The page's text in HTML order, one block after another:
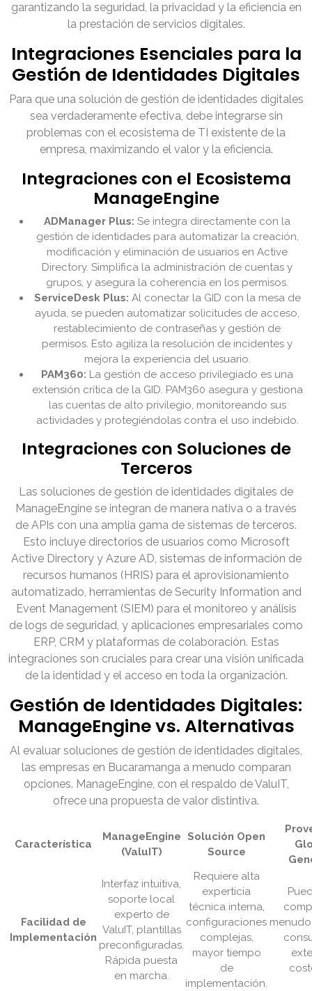
garantizando la seguridad, la privacidad y la eficiencia en
la prestación de servicios digitales.
Integraciones Esenciales para la
Gestión de Identidades Digitales
Para que una solución de gestión de identidades digitales
sea verdaderamente efectiva, debe integrarse sin
problemas con el ecosistema de TI existente de la
empresa, maximizando el valor y la eficiencia.
Integraciones con el Ecosistema
ManageEngine
ADManager Plus: Se integra directamente con la
gestión de identidades para automatizar la creación,
modificación y eliminación de usuarios en Active
Directory. Simplifica la administración de cuentas y
grupos, y asegura la coherencia en los permisos.
ServiceDesk Plus: Al conectar la GID con la mesa de
ayuda, se pueden automatizar solicitudes de acceso,
restablecimiento de contraseñas y gestión de
permisos. Esto agiliza la resolución de incidentes y
mejora la experiencia del usuario.
PAM360: La gestión de acceso privilegiado es una
extensión crítica de la GID. PAM360 asegura y gestiona
las cuentas de alto privilegio, monitoreando sus
actividades y protegiéndolas contra el uso indebido.
Integraciones con Soluciones de
Terceros
Las soluciones de gestión de identidades digitales de
ManageEngine se integran de manera nativa o a través
de APIs con una amplia gama de sistemas de terceros.
Esto incluye directorios de usuarios como Microsoft
Active Directory y Azure AD, sistemas de información de
recursos humanos (HRIS) para el aprovisionamiento
automatizado, herramientas de Security Information and
Event Management (SIEM) para el monitoreo y análisis
de logs de seguridad, y aplicaciones empresariales como
ERP, CRM y plataformas de colaboración. Estas
integraciones son cruciales para crear una visión unificada
de la identidad y el acceso en toda la organización.
Gestión de Identidades Digitales:
ManageEngine vs. Alternativas
Al evaluar soluciones de gestión de identidades digitales,
las empresas en Bucaramanga a menudo comparan
opciones. ManageEngine, con el respaldo de ValuIT,
ofrece una propuesta de valor distintiva.
Característica
ManageEngine
(ValuIT)
Solución Open
Source
Facilidad de
Implementación
Interfaz intuitiva,
soporte local
experto de
ValuIT, plantillas
preconfiguradas.
Rápida puesta
en marcha.
Requiere alta
experticia
técnica interna,
configuraciones
complejas,
mayor tiempo
de
implementación.